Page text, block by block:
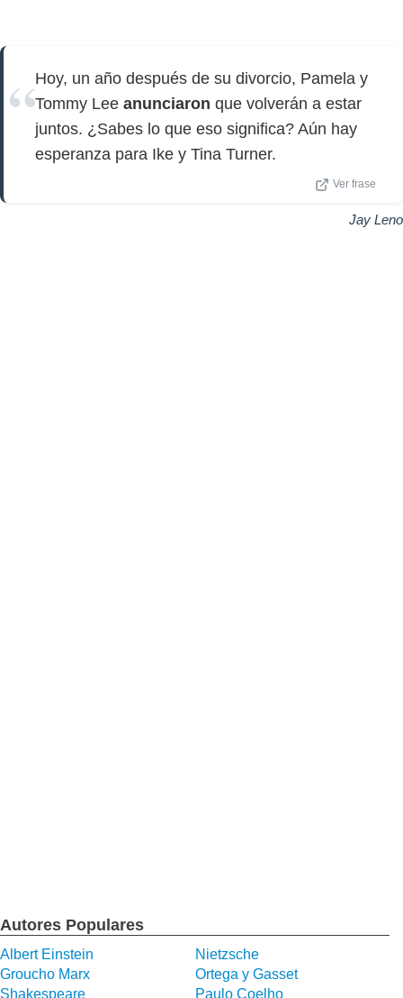
Hoy, un año después de su divorcio, Pamela y
Tommy Lee anunciaron que volverán a estar
juntos. ¿Sabes lo que eso significa? Aún hay
esperanza para Ike y Tina Turner.
Ver frase
Jay Leno
Autores Populares
Albert Einstein
Nietzsche
Groucho Marx
Ortega y Gasset
Shakespeare
Paulo Coelho